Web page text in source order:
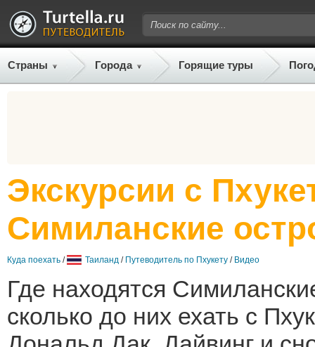
Страны Города Горящие туры
Экскурсии с
Симиланские
Куда поехать / Таиланд / Путеводитель по Пхукету / Видео
Где находятся
сколько до них ехать с